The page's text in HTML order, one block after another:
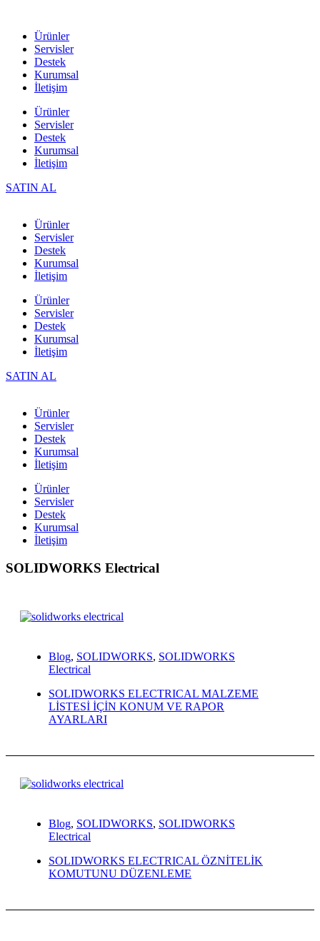
Ürünler
Servisler
Destek
Kurumsal
İletişim
Ürünler
Servisler
Destek
Kurumsal
İletişim
SATIN AL
Ürünler
Servisler
Destek
Kurumsal
İletişim
Ürünler
Servisler
Destek
Kurumsal
İletişim
SATIN AL
Ürünler
Servisler
Destek
Kurumsal
İletişim
Ürünler
Servisler
Destek
Kurumsal
İletişim
SOLIDWORKS Electrical
Blog, SOLIDWORKS, SOLIDWORKS
Electrical
SOLIDWORKS ELECTRICAL MALZEME
LİSTESİ İÇİN KONUM VE RAPOR
AYARLARI
Blog, SOLIDWORKS, SOLIDWORKS
Electrical
SOLIDWORKS ELECTRICAL ÖZNİTELİK
KOMUTUNU DÜZENLEME